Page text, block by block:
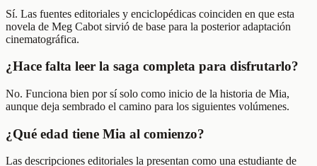
Sí. Las fuentes editoriales y enciclopédicas coinciden en que esta
novela de Meg Cabot sirvió de base para la posterior adaptación
cinematográfica.
¿Hace falta leer la saga completa para disfrutarlo?
No. Funciona bien por sí solo como inicio de la historia de Mia,
aunque deja sembrado el camino para los siguientes volúmenes.
¿Qué edad tiene Mia al comienzo?
Las descripciones editoriales la presentan como una estudiante de